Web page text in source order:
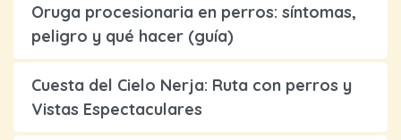
Oruga procesionaria en perros: síntomas,
peligro y qué hacer (guía)
Cuesta del Cielo Nerja: Ruta con perros y
Vistas Espectaculares